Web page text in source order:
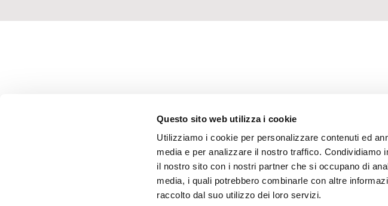
Questo sito web utilizza i cookie
Utilizziamo i cookie per personalizzare contenuti ed
media e per analizzare il nostro traffico. Condividiamo
il nostro sito con i nostri partner che si occupano di
media, i quali potrebbero combinarle con altre
raccolto dal suo utilizzo dei loro servizi.